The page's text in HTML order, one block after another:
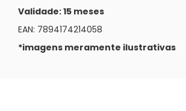
Validade: 15 meses
EAN: 7894174214058
*imagens meramente ilustrativas